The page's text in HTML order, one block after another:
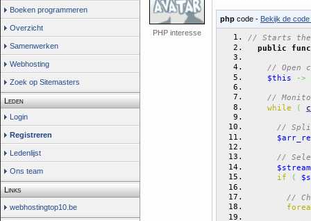
Boeken programmeren
Overzicht
Samenwerken
Webhosting
Zoek op Sitemasters
Leden
Login
Registreren
Ledenlijst
Ons team
Links
webhostingtop10.be
PHP interesse
php code - Bekijk de
// Starts the
public
// Open
$this
->
//
while
(
//
//
$stream
if
(
//